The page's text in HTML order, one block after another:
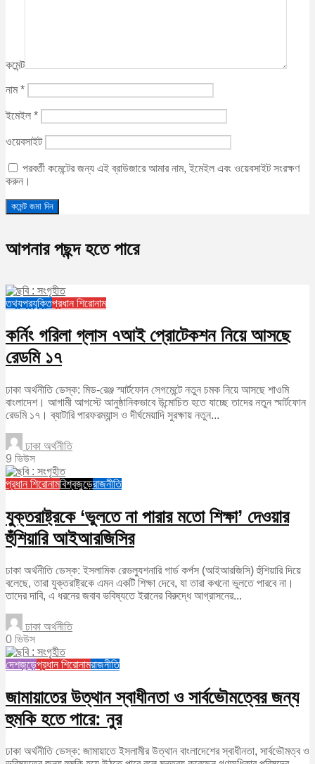
কমেন্ট
নাম*
ইমেইল *
ওয়েবসাইট
পরবর্তী কমেন্টের জন্য এই ব্রাউজারে আমার নাম, ইমেইল এবং ওয়েবসাইট সংরক্ষণ
করুন।
আপনার পছন্দ হতে পারে
তথ্যপ্রযুক্তিপ্রধান শিরোনাম
কর্নিং গরিলা গ্লাস ৭আই প্রোটেকশন নিয়ে আসছে
রেডমি ১৭
ঢাকা অর্থনীতি ডেস্ক: মিড-রেঞ্জ স্মার্টফোন সেগমেন্টে নতুন চমক নিয়ে আসছে শাওমি
বাংলাদেশ। আগামী আগস্টে আনুষ্ঠানিকভাবে উন্মোচিত হতে যাচ্ছে তাদের নতুন স্মার্টফোন
রেডমি ১৭। ব্যাটারি পারফরম্যান্স ও দীর্ঘমেয়াদি সুরক্ষায় নতুন...
ঢাকা অর্থনীতি
9 ভিউস
প্রধান শিরোনামবিশ্বজুড়েরাজনীতি
যুক্তরাষ্ট্রকে ‘ভুলতে না পারার মতো শিক্ষা’ দেওয়ার
হুঁশিয়ারি আইআরজিসির
ঢাকা অর্থনীতি ডেস্ক: ইসলামিক রেভল্যুশনারি গার্ড কর্পস (আইআরজিসি) হুঁশিয়ারি দিয়ে
বলেছে, তারা যুক্তরাষ্ট্রকে এমন একটি শিক্ষা দেবে, যা তারা কখনো ভুলতে পারবে না।
তাদের দাবি, এ ধরনের জবাব ভবিষ্যতে ইরানের বিরুদ্ধে আগ্রাসনের...
ঢাকা অর্থনীতি
0 ভিউস
দেশজুড়েপ্রধান শিরোনামরাজনীতি
জামায়াতের উত্থান স্বাধীনতা ও সার্বভৌমত্বের জন্য
হুমকি হতে পারে: নুর
ঢাকা অর্থনীতি ডেস্ক: জামায়াতে ইসলামীর উত্থান বাংলাদেশের স্বাধীনতা, সার্বভৌমত্ব ও